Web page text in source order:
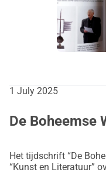
grafische
inbegrepen, alleen de
Wij danken u zeer
Trailer 3
1 July 2025
De Boheemse
Het tijdschrift “De
“Kunst en Literatuur”